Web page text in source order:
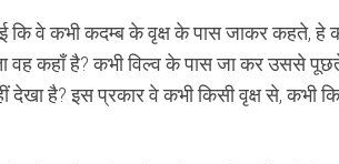
कि वे कभी कदम्ब के वृक्ष के पास जाकर कहते, हे
वह कहाँ है? कभी विल्व के पास जा कर उससे
देखा है? इस प्रकार वे कभी किसी वृक्ष से, कभी